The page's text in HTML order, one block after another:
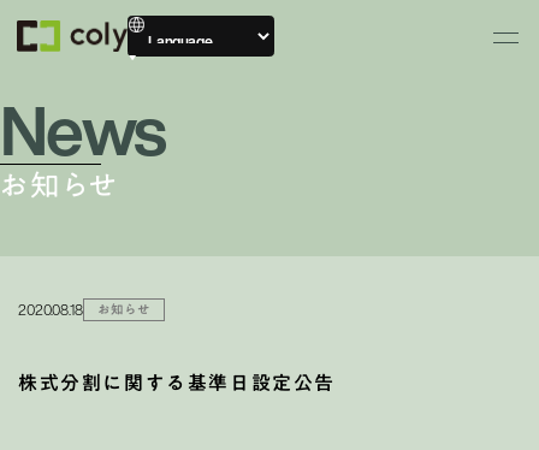
News
お知らせ
2020.08.18 お知らせ
株式分割に関する基準日設定公告